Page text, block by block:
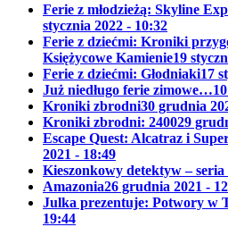
Ferie z młodzieżą: Skyline
stycznia 2022 - 10:32
Ferie z dziećmi: Kroniki
Księżycowe Kamienie19
Ferie z dziećmi: Głodniaki17
Już niedługo ferie zimowe…
Kroniki zbrodni30 grudnia
Kroniki zbrodni: 240029
Escape Quest: Alcatraz i
2021 - 18:49
Kieszonkowy detektyw – seria
Amazonia26 grudnia 2021 -
Julka prezentuje: Potwory w
19:44